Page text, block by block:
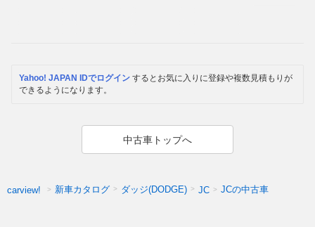
Yahoo! JAPAN IDでログイン するとお気に入りに登録や複数見積もりが
できるようになります。
中古車トップへ
carview! 新車カタログ ダッジ(DODGE) JC JCの中古車